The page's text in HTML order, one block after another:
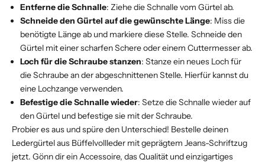
Entferne die Schnalle: Ziehe die Schnalle vom Gürtel ab.
Schneide den Gürtel auf die gewünschte Länge: Miss die
benötigte Länge ab und markiere diese Stelle. Schneide den
Gürtel mit einer scharfen Schere oder einem Cuttermesser ab.
Loch für die Schraube stanzen: Stanze ein neues Loch für
die Schraube an der abgeschnittenen Stelle. Hierfür kannst du
eine Lochzange verwenden.
Befestige die Schnalle wieder: Setze die Schnalle wieder auf
den Gürtel und befestige sie mit der Schraube.
Probier es aus und spüre den Unterschied! Bestelle deinen
Ledergürtel aus Büffelvollleder mit geprägtem Jeans-Schriftzug
jetzt. Gönn dir ein Accessoire, das Qualität und einzigartiges